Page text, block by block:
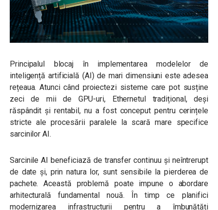
Principalul blocaj în implementarea modelelor de
inteligență artificială (AI) de mari dimensiuni este adesea
rețeaua. Atunci când proiectezi sisteme care pot susține
zeci de mii de GPU-uri, Ethernetul tradițional, deși
răspândit și rentabil, nu a fost conceput pentru cerințele
stricte ale procesării paralele la scară mare specifice
sarcinilor AI.
Sarcinile AI beneficiază de transfer continuu și neîntrerupt
de date și, prin natura lor, sunt sensibile la pierderea de
pachete. Această problemă poate impune o abordare
arhitecturală fundamental nouă. În timp ce planifici
modernizarea infrastructurii pentru a îmbunătăți